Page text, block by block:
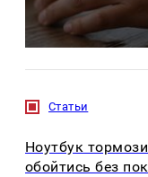
Статьи
Ноутбук
обойтись без